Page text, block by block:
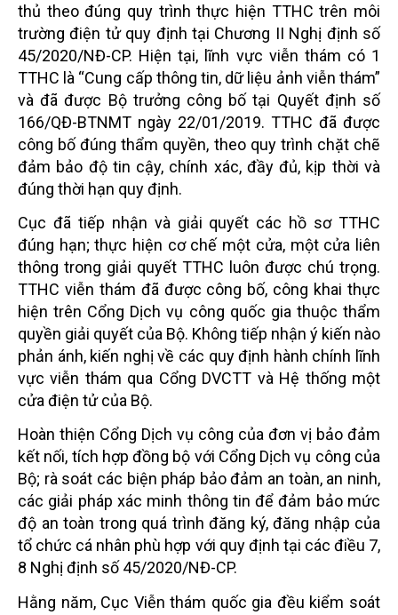
thủ theo đúng quy trình thực hiện TTHC trên môi
trường điện tử quy định tại Chương II Nghị định số
45/2020/NĐ-CP. Hiện tại, lĩnh vực viễn thám có 1
TTHC là “Cung cấp thông tin, dữ liệu ảnh viễn thám”
và đã được Bộ trưởng công bố tại Quyết định số
166/QĐ-BTNMT ngày 22/01/2019. TTHC đã được
công bố đúng thẩm quyền, theo quy trình chặt chẽ
đảm bảo độ tin cậy, chính xác, đầy đủ, kịp thời và
đúng thời hạn quy định.
Cục đã tiếp nhận và giải quyết các hồ sơ TTHC
đúng hạn; thực hiện cơ chế một cửa, một cửa liên
thông trong giải quyết TTHC luôn được chú trọng.
TTHC viễn thám đã được công bố, công khai thực
hiện trên Cổng Dịch vụ công quốc gia thuộc thẩm
quyền giải quyết của Bộ. Không tiếp nhận ý kiến nào
phản ánh, kiến nghị về các quy định hành chính lĩnh
vực viễn thám qua Cổng DVCTT và Hệ thống một
cửa điện tử của Bộ.
Hoàn thiện Cổng Dịch vụ công của đơn vị bảo đảm
kết nối, tích hợp đồng bộ với Cổng Dịch vụ công của
Bộ; rà soát các biện pháp bảo đảm an toàn, an ninh,
các giải pháp xác minh thông tin để đảm bảo mức
độ an toàn trong quá trình đăng ký, đăng nhập của
tổ chức cá nhân phù hợp với quy định tại các điều 7,
8 Nghị định số 45/2020/NĐ-CP.
Hằng năm, Cục Viễn thám quốc gia đều kiểm soát